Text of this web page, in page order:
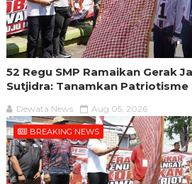
52 Regu SMP Ramaikan Gerak
Sutjidra: Tanamkan Patriotisme
Dewata News Aug 05, 2026
BREAKING NEWS